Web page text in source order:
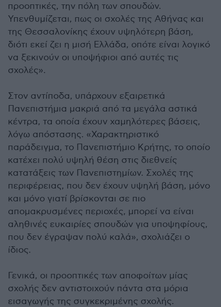
προοπτικές, την πόλη των σπουδών.
Υπενθυμίζεται, πως οι σχολές της Αθήνας και
της Θεσσαλονίκης έχουν υψηλότερη βάση,
διότι εκεί ζει η μισή Ελλάδα, οπότε είναι λογικό
να ξεκινούν οι υποψήφιοι από αυτές τις
σχολές».
Στον αντίποδα, υπάρχουν εξαιρετικά
Πανεπιστήμια μακριά από τα μεγάλα αστικά
κέντρα, τα οποία έχουν χαμηλότερες βάσεις,
λόγω απόστασης. «Χαρακτηριστικό
παράδειγμα, το Πανεπιστήμιο Κρήτης, το οποίο
κατέχει πολύ υψηλή θέση στις διεθνείς
κατατάξεις των Πανεπιστημίων. Σχολές της
περιφέρειας, που δεν έχουν υψηλή βάση, μόνο
και μόνο γιατί βρίσκονται σε πιο
απομακρυσμένες περιοχές, μπορεί να είναι
αληθινές ευκαιρίες σπουδών για υποψηφίους,
που δεν έγραψαν πολύ καλά», σχολιάζει ο
ίδιος.
Γενικά, οι προοπτικές των αποφοίτων μίας
σχολής δεν αντιστοιχούν πάντα στα μόρια
εισαγωγής της συγκεκριμένης σχολής.